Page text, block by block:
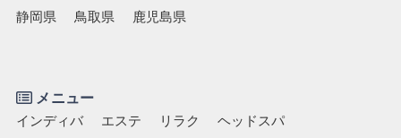
静岡県
鳥取県 鹿児島県
メニュー
インディバ エステ リラク
ヘッドスパ